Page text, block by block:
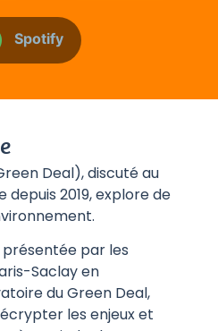
Spotify
Deal), discuté au
depuis 2019, explore de
par les
Saclay en
du Green Deal,
les enjeux et